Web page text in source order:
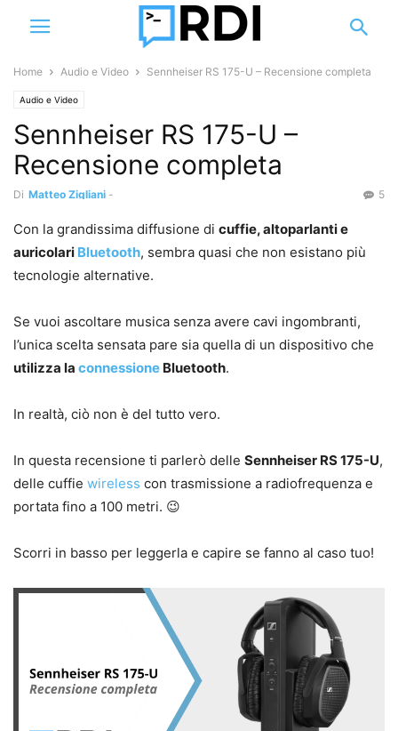
Home Audio e Video Sennheiser RS 175-U – Recensione completa
Audio e Video
Sennheiser RS 175-U –
Recensione completa
Di Matteo Zigliani - 5
Con la grandissima diffusione di cuffie, altoparlanti e
auricolari Bluetooth, sembra quasi che non esistano più
tecnologie alternative.
Se vuoi ascoltare musica senza avere cavi ingombranti,
l’unica scelta sensata pare sia quella di un dispositivo che
utilizza la connessione Bluetooth.
In realtà, ciò non è del tutto vero.
In questa recensione ti parlerò delle Sennheiser RS 175-U,
delle cuffie wireless con trasmissione a radiofrequenza e
portata fino a 100 metri. 😉
Scorri in basso per leggerla e capire se fanno al caso tuo!